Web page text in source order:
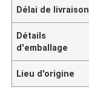
Délai de livraison
Détails
d'emballage
Lieu d'origine